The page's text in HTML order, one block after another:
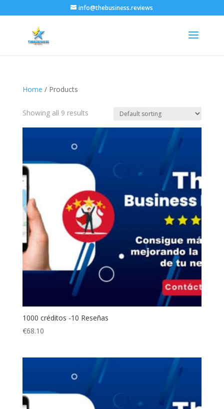
info@thebusiness.reviews
Home / Products
Showing all 9 results
1000 créditos -10 Reseñas
€68.10